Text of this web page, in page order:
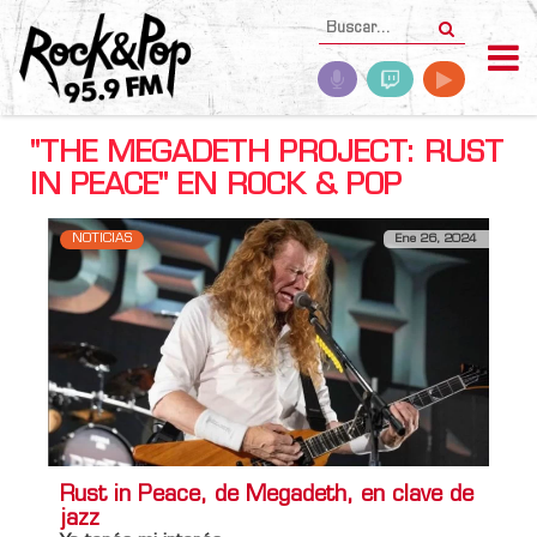
"THE MEGADETH PROJECT: RUST
IN PEACE" EN ROCK & POP
NOTICIAS Ene 26, 2024
Rust in Peace, de Megadeth, en clave de
jazz